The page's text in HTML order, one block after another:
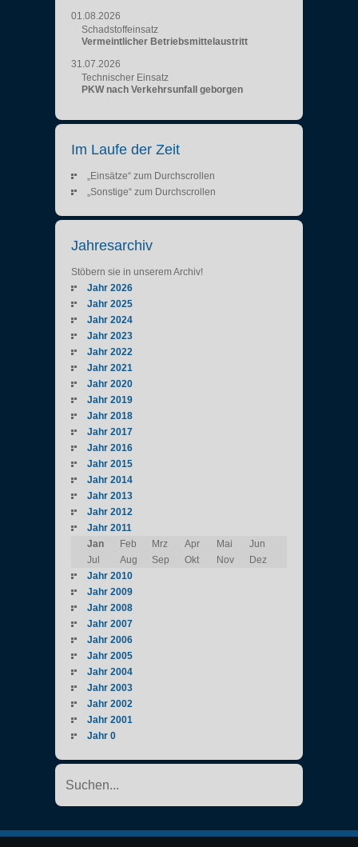
01.08.2026
Schadstoffeinsatz
Vermeintlicher Betriebsmittelaustritt
31.07.2026
Technischer Einsatz
PKW nach Verkehrsunfall geborgen
Im Laufe der Zeit
„Einsätze“ zum Durchscrollen
„Sonstige“ zum Durchscrollen
Jahresarchiv
Stöbern sie in unserem Archiv!
Jahr 2026
Jahr 2025
Jahr 2024
Jahr 2023
Jahr 2022
Jahr 2021
Jahr 2020
Jahr 2019
Jahr 2018
Jahr 2017
Jahr 2016
Jahr 2015
Jahr 2014
Jahr 2013
Jahr 2012
Jahr 2011
Jan
Feb Mrz Apr Mai
Jun
Jul
Aug Sep Okt Nov
Dez
Jahr 2010
Jahr 2009
Jahr 2008
Jahr 2007
Jahr 2006
Jahr 2005
Jahr 2004
Jahr 2003
Jahr 2002
Jahr 2001
Jahr 0